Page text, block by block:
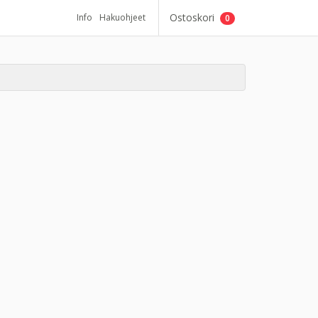
Info Hakuohjeet Ostoskori 0